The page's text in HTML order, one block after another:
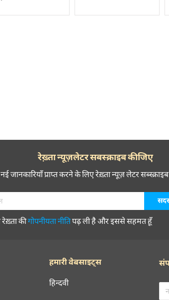
रेख़्ता न्यूज़लेटर सबस्क्राइब कीजिए
नई जानकारियाँ प्राप्त करने के लिए रेख़्ता न्यूज़ लेटर
कीगोपनीयता नीतिपढ़ ली है और इससे सहमत हूँ
हमारी वेबसाइट्स
हिन्दवी